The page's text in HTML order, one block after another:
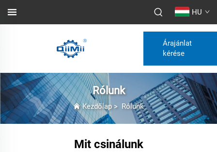
HU
Árajánlat
kérése
Rólunk
Kezdőlap> Rólunk
Mit csinálunk